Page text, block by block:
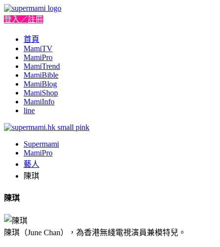
登入／註冊
首頁
MamiTV
MamiPro
MamiTrend
MamiBible
MamiBlog
MamiShop
MamiInfo
line
Supermami
MamiPro
藝人
陳琪
陳琪
陳琪（June Chan），為香港無綫電視演員兼模特兒。